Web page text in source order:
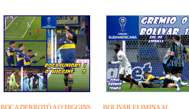
BOLIVAR ELIMINA AL
BOCA DERROTÓ A O´HIGGINS